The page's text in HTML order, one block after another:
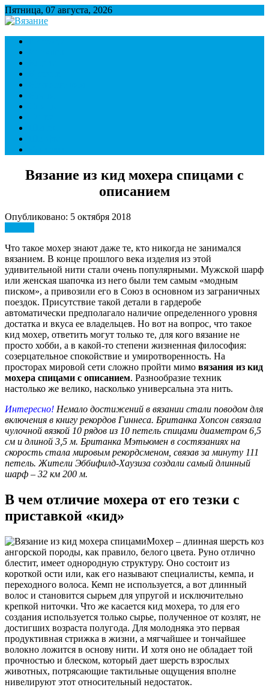
Пятница, 07 августа, 2026
Вязание
Множество полезной информации о вязании
Вязание из кид мохера спицами с
описанием
Опубликовано: 5 октября 2018
Что такое мохер знают даже те, кто никогда не занимался
вязанием. В конце прошлого века изделия из этой
удивительной нити стали очень популярными. Мужской шарф
или женская шапочка из него были тем самым «модным
писком», а привозили его в Союз в основном из заграничных
поездок. Присутствие такой детали в гардеробе
автоматически предполагало наличие определенного уровня
достатка и вкуса ее владельцев. Но вот на вопрос, что такое
кид мохер, ответить могут только те, для кого вязание не
просто хобби, а в какой-то степени жизненная философия:
созерцательное спокойствие и умиротворенность. На
просторах мировой сети сложно пройти мимо вязания из кид
мохера спицами с описанием. Разнообразие техник
настолько же велико, насколько универсальна эта нить.
Интересно! Немало достижений в вязании стали поводом для
включения в книгу рекордов Гиннеса. Британка Хопсон связала
чулочной вязкой 10 рядов из 10 петель спицами диаметром 6,5
см и длиной 3,5 м. Британка Мэтьюмен в состязаниях на
скорость стала мировым рекордсменом, связав за минуту 111
петель. Жители Эббифилд-Хаузиза создали самый длинный
шарф – 32 км 200 м.
В чем отличие мохера от его тезки с
приставкой «кид»
Мохер – длинная шерсть коз
ангорской породы, как правило, белого цвета. Руно отлично
блестит, имеет однородную структуру. Оно состоит из
короткой ости или, как его называют специалисты, кемпа, и
переходного волоса. Кемп не используется, а вот длинный
волос и становится сырьем для упругой и исключительно
крепкой ниточки. Что же касается кид мохера, то для его
создания используется только сырье, полученное от козлят, не
достигших возраста полугода. Для молодняка это первая
продуктивная стрижка в жизни, а мягчайшее и тончайшее
волокно ложится в основу нити. И хотя оно не обладает той
прочностью и блеском, который дает шерсть взрослых
животных, потрясающие тактильные ощущения вполне
нивелируют этот относительный недостаток.